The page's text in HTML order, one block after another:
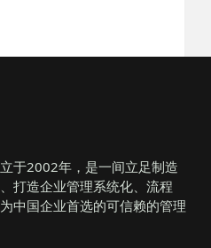
于2002年，是一间立足制造
打造企业管理系统化、流程
中国企业首选的可信赖的管理